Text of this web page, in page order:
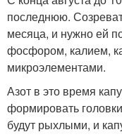
последнюю.
месяца, и нужно ей
фосфором, калием,
микроэлементами.
Азот в это время
формировать
будут рыхлыми, и